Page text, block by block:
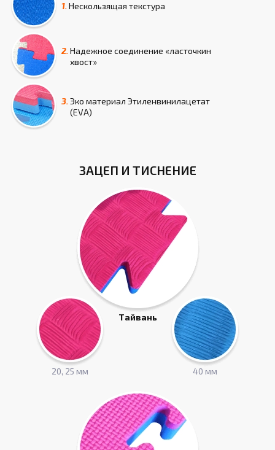
1.Нескользящая текстура
2.Надежное соединение «ласточкин
хвост»
3.Эко материал Этиленвинилацетат
(EVA)
ЗАЦЕП И ТИСНЕНИЕ
Тайвань
20, 25 мм 40 мм